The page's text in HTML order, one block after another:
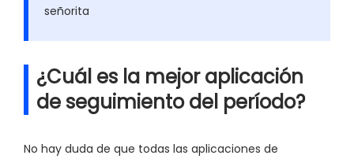
señorita
¿Cuál es la mejor aplicación
de seguimiento del período?
No hay duda de que todas las aplicaciones de